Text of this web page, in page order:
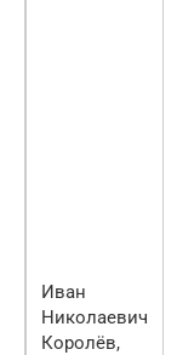
Иван
Николаевич
Королёв,